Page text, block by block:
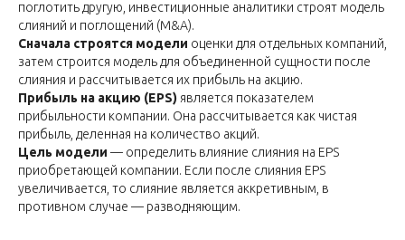
поглотить другую, инвестиционные аналитики строят модель
слияний и поглощений (M&A).
Сначала строятся модели оценки для отдельных компаний,
затем строится модель для объединенной сущности после
слияния и рассчитывается их прибыль на акцию.
Прибыль на акцию (EPS) является показателем
прибыльности компании. Она рассчитывается как чистая
прибыль, деленная на количество акций.
Цель модели — определить влияние слияния на EPS
приобретающей компании. Если после слияния EPS
увеличивается, то слияние является аккретивным, в
противном случае — разводняющим.